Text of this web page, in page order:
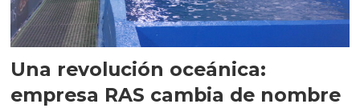
Una revolución oceánica:
empresa RAS cambia de nombre